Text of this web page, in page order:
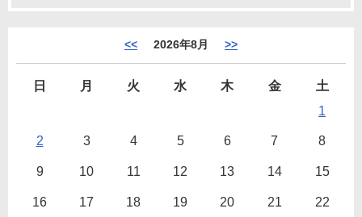
<< 2026年8月 >>
日 月 火 水 木 金
土
1
2 3 4 5 6 7 8
9 10 11 12 13 14 15
16 17 18 19 20 21 22